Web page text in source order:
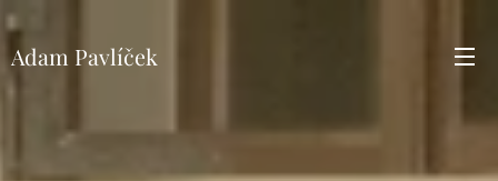
Adam Pavlíček